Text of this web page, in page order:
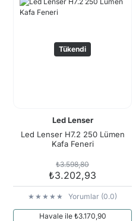
Tükendi
Led Lenser
Led Lenser H7.2 250 Lümen
Kafa Feneri
₺3.598,80
₺3.202,93
Yorumlar (0.0)
Havale ile ₺3.170,90